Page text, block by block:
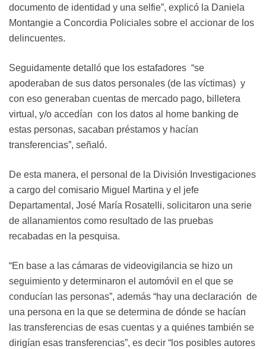
documento de identidad y una selfie”, explicó la Daniela
Montangie a Concordia Policiales sobre el accionar de los
delincuentes.
Seguidamente detalló que los estafadores “se
apoderaban de sus datos personales (de las víctimas) y
con eso generaban cuentas de mercado pago, billetera
virtual, y/o accedían con los datos al home banking de
estas personas, sacaban préstamos y hacían
transferencias”, señaló.
De esta manera, el personal de la División Investigaciones
a cargo del comisario Miguel Martina y el jefe
Departamental, José María Rosatelli, solicitaron una serie
de allanamientos como resultado de las pruebas
recabadas en la pesquisa.
“En base a las cámaras de videovigilancia se hizo un
seguimiento y determinaron el automóvil en el que se
conducían las personas”, además “hay una declaración de
una persona en la que se determina de dónde se hacían
las transferencias de esas cuentas y a quiénes también se
dirigían esas transferencias”, es decir “los posibles autores